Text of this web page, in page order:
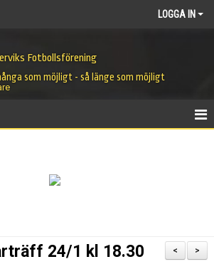
LOGGA IN
Fotbollsförening
som möjligt - så länge som möjligt
>
<
24/1 kl 18.30